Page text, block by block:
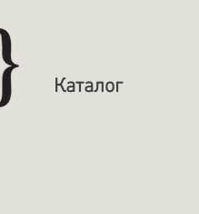
Каталог